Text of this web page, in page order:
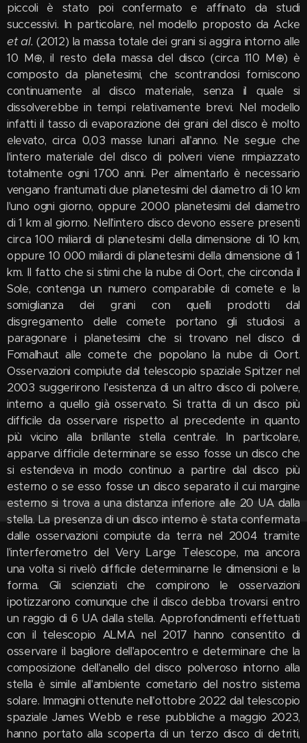
piccoli è stato poi confermato e affinato da studi
successivi. In particolare, nel modello proposto da Acke
et al. (2012) la massa totale dei grani si aggira intorno alle
10 M⊕, il resto della massa del disco (circa 110 M⊕) è
composto da planetesimi, che scontrandosi forniscono
continuamente al disco materiale, senza il quale si
dissolverebbe in tempi relativamente brevi. Nel modello
infatti il tasso di evaporazione dei grani del disco è molto
elevato, circa 0,03 masse lunari all'anno. Ne segue che
l'intero materiale del disco di polveri viene rimpiazzato
totalmente ogni 1700 anni. Per alimentarlo è necessario
vengano frantumati due planetesimi del diametro di 10 km
l'uno ogni giorno, oppure 2000 planetesimi del diametro
di 1 km al giorno. Nell'intero disco devono essere presenti
circa 100 miliardi di planetesimi della dimensione di 10 km,
oppure 10 000 miliardi di planetesimi della dimensione di 1
km. Il fatto che si stimi che la nube di Oort, che circonda il
Sole, contenga un numero comparabile di comete e la
somiglianza dei grani con quelli prodotti dal
disgregamento delle comete portano gli studiosi a
paragonare i planetesimi che si trovano nel disco di
Fomalhaut alle comete che popolano la nube di Oort.
Osservazioni compiute dal telescopio spaziale Spitzer nel
2003 suggerirono l'esistenza di un altro disco di polvere,
interno a quello già osservato. Si tratta di un disco più
difficile da osservare rispetto al precedente in quanto
più vicino alla brillante stella centrale. In particolare,
apparve difficile determinare se esso fosse un disco che
si estendeva in modo continuo a partire dal disco più
esterno o se esso fosse un disco separato il cui margine
esterno si trova a una distanza inferiore alle 20 UA dalla
stella. La presenza di un disco interno è stata confermata
dalle osservazioni compiute da terra nel 2004 tramite
l'interferometro del Very Large Telescope, ma ancora
una volta si rivelò difficile determinarne le dimensioni e la
forma. Gli scienziati che compirono le osservazioni
ipotizzarono comunque che il disco debba trovarsi entro
un raggio di 6 UA dalla stella. Approfondimenti effettuati
con il telescopio ALMA nel 2017 hanno consentito di
osservare il bagliore dell'apocentro e determinare che la
composizione dell'anello del disco polveroso intorno alla
stella è simile all'ambiente cometario del nostro sistema
solare. Immagini ottenute nell'ottobre 2022 dal telescopio
spaziale James Webb e rese pubbliche a maggio 2023,
hanno portato alla scoperta di un terzo disco di detriti,